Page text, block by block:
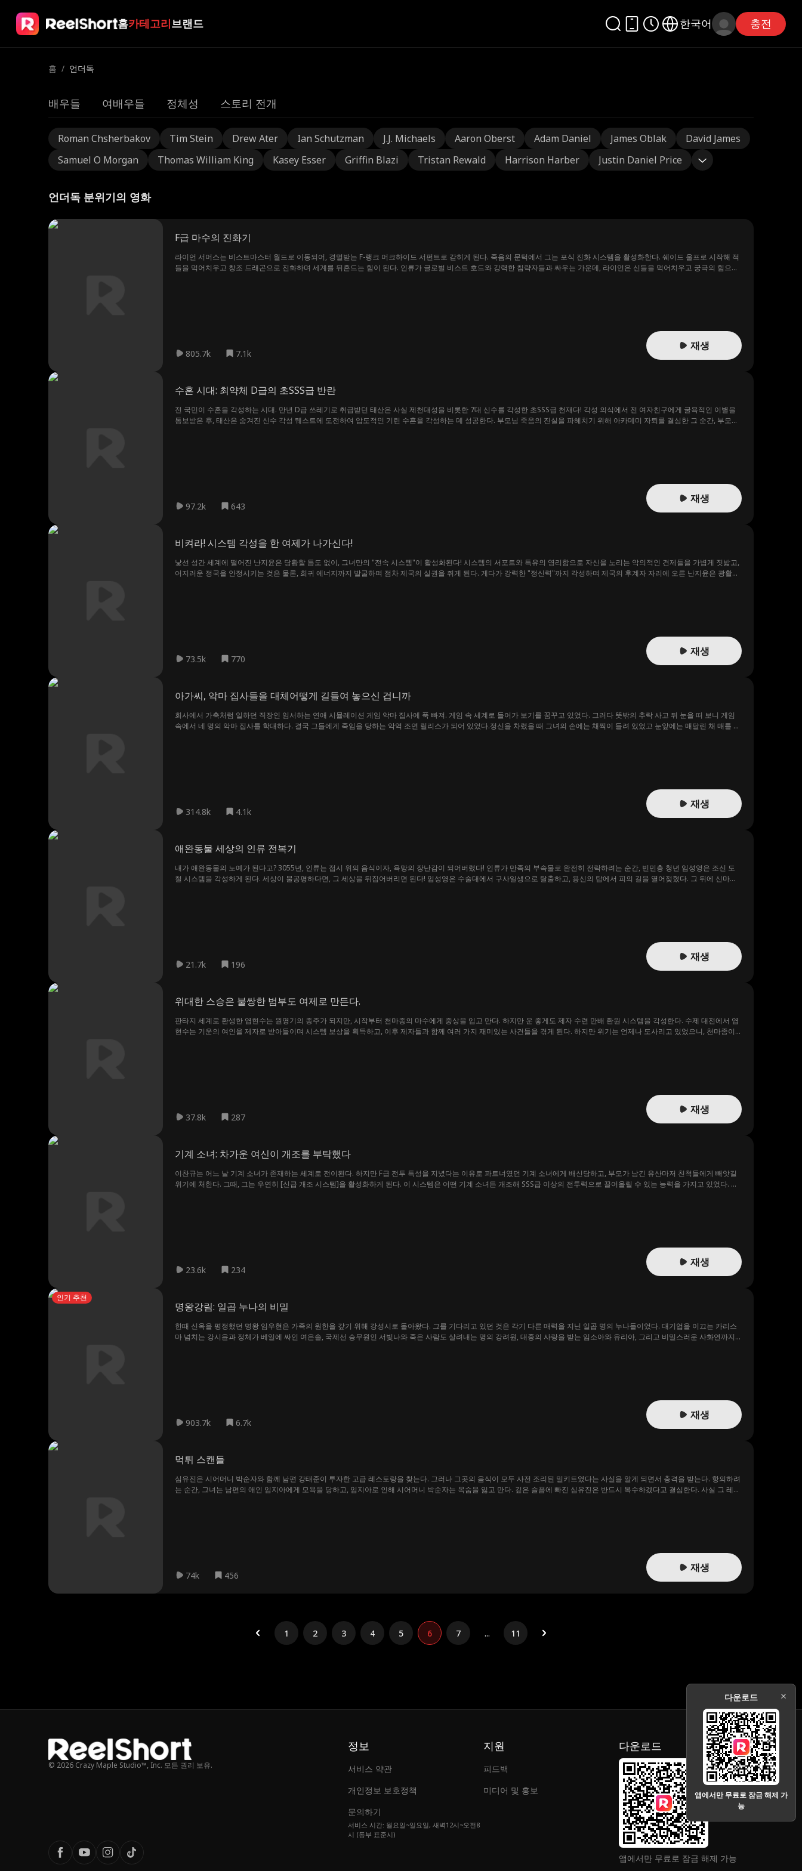
홈카테고리브랜드 한국어 충전
홈 / 언더독
배우들 여배우들 정체성 스토리 전개
Roman Chsherbakov Tim Stein Drew Ater Ian Schutzman J.J. Michaels Aaron Oberst Adam Daniel James Oblak
David James
Samuel O Morgan
Thomas William King Kasey Esser Griffin Blazi Tristan Rewald Harrison Harber Justin Daniel Price
언더독 분위기의 영화
F급 마수의 진화기
라이언 서머스는 비스트마스터 월드로 이동되어, 경멸받는 F-랭크 머크하이드 서펀트로 갇히게 된다. 죽음의 문턱에서 그는 포식 진화 시스템을 활성화한다. 쉐이드 울프로 시작해 적
들을 먹어치우고 창조 드래곤으로 진화하며 세계를 뒤흔드는 힘이 된다. 인류가 글로벌 비스트 호드와 강력한 침략자들과 싸우는 가운데, 라이언은 신들을 먹어치우고 궁극의 힘으로
805.7k 7.1k
재생
수혼 시대: 최약체 D급의 초SSS급 반란
전 국민이 수혼을 각성하는 시대. 만년 D급 쓰레기로 취급받던 태산은 사실 제천대성을 비롯한 7대 신수를 각성한 초SSS급 천재다! 각성 의식에서 전 여자친구에게 굴욕적인 이별을
통보받은 후, 태산은 숨겨진 신수 각성 퀘스트에 도전하여 압도적인 기린 수혼을 각성하는 데 성공한다. 부모님 죽음의 진실을 파헤치기 위해 아카데미 자퇴를 결심한 그 순간, 부모를
97.2k 643
재생
비켜라! 시스템 각성을 한 여제가 나가신다!
낯선 성간 세계에 떨어진 난지윤은 당황할 틈도 없이, 그녀만의 "전속 시스템"이 활성화된다! 시스템의 서포트와 특유의 영리함으로 자신을 노리는 악의적인 견제들을 가볍게 짓밟고,
어지러운 정국을 안정시키는 것은 물론, 희귀 에너지까지 발굴하며 점차 제국의 실권을 쥐게 된다. 게다가 강력한 "정신력"까지 각성하며 제국의 후계자 자리에 오른 난지윤은 광활한
73.5k 770
재생
아가씨, 악마 집사들을 대체어떻게 길들여 놓으신 겁니까
회사에서 가축처럼 일하던 직장인 임서하는 연애 시뮬레이션 게임 악마 집사에 푹 빠져. 게임 속 세계로 들어가 보기를 꿈꾸고 있었다. 그러다 뜻밖의 추락 사고 뒤 눈을 떠 보니 게임
속에서 네 명의 악마 집사를 학대하다. 결국 그들에게 죽임을 당하는 악역 조연 릴리스가 되어 있었다.정신을 차렸을 때 그녀의 손에는 채찍이 들려 있었고 눈앞에는 매달린 채 매를 맞
314.8k 4.1k
재생
애완동물 세상의 인류 전복기
내가 애완동물의 노예가 된다고? 3055년, 인류는 접시 위의 음식이자, 욕망의 장난감이 되어버렸다! 인류가 만족의 부속물로 완전히 전락하려는 순간, 빈민층 청년 임성영은 조신 도
철 시스템을 각성하게 된다. 세상이 불공평하다면, 그 세상을 뒤집어버리면 된다! 임성영은 수술대에서 구사일생으로 탈출하고, 용신의 탑에서 피의 길을 열어젖혔다. 그 뒤에 신마를
21.7k 196
재생
위대한 스승은 불쌍한 범부도 여제로 만든다.
판타지 세계로 환생한 엽현수는 원영기의 종주가 되지만, 시작부터 천마종의 마수에게 중상을 입고 만다. 하지만 운 좋게도 제자 수련 만배 환원 시스템을 각성한다. 수제 대전에서 엽
현수는 기운의 여인을 제자로 받아들이며 시스템 보상을 획득하고, 이후 제자들과 함께 여러 가지 재미있는 사건들을 겪게 된다. 하지만 위기는 언제나 도사리고 있었으니, 천마종이
37.8k 287
재생
기계 소녀: 차가운 여신이 개조를 부탁했다
이찬규는 어느 날 기계 소녀가 존재하는 세계로 전이된다. 하지만 F급 전투 특성을 지녔다는 이유로 파트너였던 기계 소녀에게 배신당하고, 부모가 남긴 유산마저 친척들에게 빼앗길
위기에 처한다. 그때, 그는 우연히 [신급 개조 시스템]을 활성화하게 된다. 이 시스템은 어떤 기계 소녀든 개조해 SSS급 이상의 전투력으로 끌어올릴 수 있는 능력을 가지고 있었다. 이
23.6k 234
재생
인기 추천
명왕강림: 일곱 누나의 비밀
한때 신옥을 평정했던 명왕 임우현은 가족의 원한을 갚기 위해 강성시로 돌아왔다. 그를 기다리고 있던 것은 각기 다른 매력을 지닌 일곱 명의 누나들이었다. 대기업을 이끄는 카리스
마 넘치는 강시윤과 정체가 베일에 싸인 여은솔, 국제선 승무원인 서빛나와 죽은 사람도 살려내는 명의 강려원, 대중의 사랑을 받는 임소아와 유리아, 그리고 비밀스러운 사화연까지
903.7k 6.7k
재생
먹튀 스캔들
심유진은 시어머니 박순자와 함께 남편 강태준이 투자한 고급 레스토랑을 찾는다. 그러나 그곳의 음식이 모두 사전 조리된 밀키트였다는 사실을 알게 되면서 충격을 받는다. 항의하려
는 순간, 그녀는 남편의 애인 임지아에게 모욕을 당하고, 임지아로 인해 시어머니 박순자는 목숨을 잃고 만다. 깊은 슬픔에 빠진 심유진은 반드시 복수하겠다고 결심한다. 사실 그 레스
74k 456
재생
1 2 3 4 5 6 7 ... 11
© 2026 Crazy Maple Studio™, Inc. 모든 권리 보유.
정보
서비스 약관
개인정보 보호정책
문의하기
서비스 시간: 월요일~일요일, 새벽12시~오전8
시 (동부 표준시)
지원
피드백
미디어 및 홍보
다운로드
앱에서만 무료로 잠금 해제 가능
다운로드
앱에서만 무료로 잠금 해제 가
능